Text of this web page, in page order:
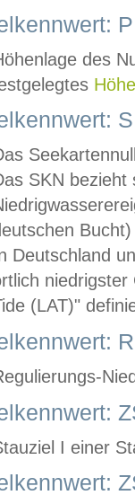
des
SKN
Deutschland
(LAT)"
I einer